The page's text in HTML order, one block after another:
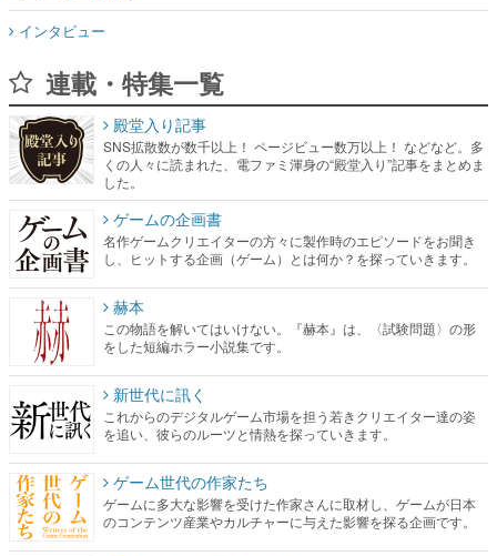
インタビュー
連載・特集一覧
殿堂入り記事
SNS拡散数が数千以上！ ページビュー数万以上！ などなど。多
くの人々に読まれた、電ファミ渾身の“殿堂入り”記事をまとめま
した。
ゲームの企画書
名作ゲームクリエイターの方々に製作時のエピソードをお聞き
し、ヒットする企画（ゲーム）とは何か？を探っていきます。
赫本
この物語を解いてはいけない。『赫本』は、〈試験問題〉の形
をした短編ホラー小説集です。
新世代に訊く
これからのデジタルゲーム市場を担う若きクリエイター達の姿
を追い、彼らのルーツと情熱を探っていきます。
ゲーム世代の作家たち
ゲームに多大な影響を受けた作家さんに取材し、ゲームが日本
のコンテンツ産業やカルチャーに与えた影響を探る企画です。